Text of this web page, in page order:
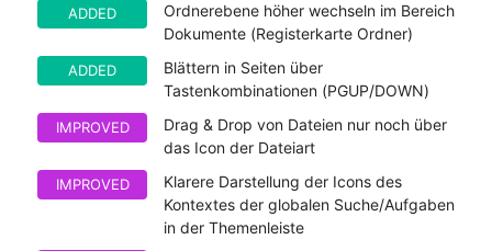
ADDED
Ordnerebene höher wechseln im Bereich
Dokumente (Registerkarte Ordner)
ADDED
Blättern in Seiten über
Tastenkombinationen (PGUP/DOWN)
IMPROVED
Drag & Drop von Dateien nur noch über
das Icon der Dateiart
IMPROVED
Klarere Darstellung der Icons des
Kontextes der globalen Suche/Aufgaben
in der Themenleiste